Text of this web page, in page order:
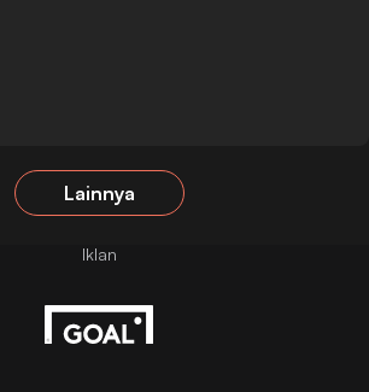
Lainnya